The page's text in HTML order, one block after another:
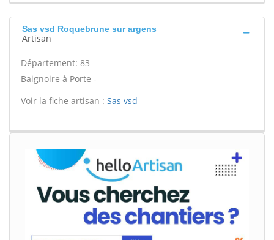
Sas vsd Roquebrune sur argens
Artisan
Département: 83
Baignoire à Porte -
Voir la fiche artisan : Sas vsd